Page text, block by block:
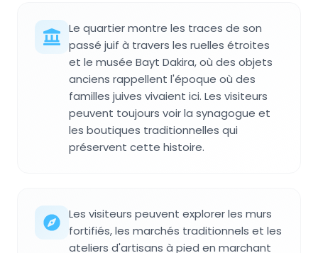
Le quartier montre les traces de son
passé juif à travers les ruelles étroites
et le musée Bayt Dakira, où des objets
anciens rappellent l'époque où des
familles juives vivaient ici. Les visiteurs
peuvent toujours voir la synagogue et
les boutiques traditionnelles qui
préservent cette histoire.
Les visiteurs peuvent explorer les murs
fortifiés, les marchés traditionnels et les
ateliers d'artisans à pied en marchant